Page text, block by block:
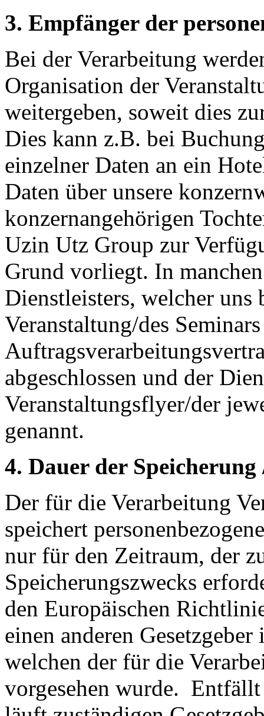
3. Empfänger der
Bei der Verarbeitung
Organisation der
weitergeben, soweit dies
Dies kann z.B. bei
einzelner Daten an ein
Daten über unsere
konzernangehörigen
Uzin Utz Group zur
Grund vorliegt. In
Dienstleisters, welcher
Veranstaltung/des
abgeschlossen und der
Veranstaltungsflyer/der
genannt.
4. Dauer der
Der für die Verarbeitung
speichert
nur für den Zeitraum, der
Speicherungszwecks
den Europäischen
einen anderen
welchen der für die
vorgesehen wurde.